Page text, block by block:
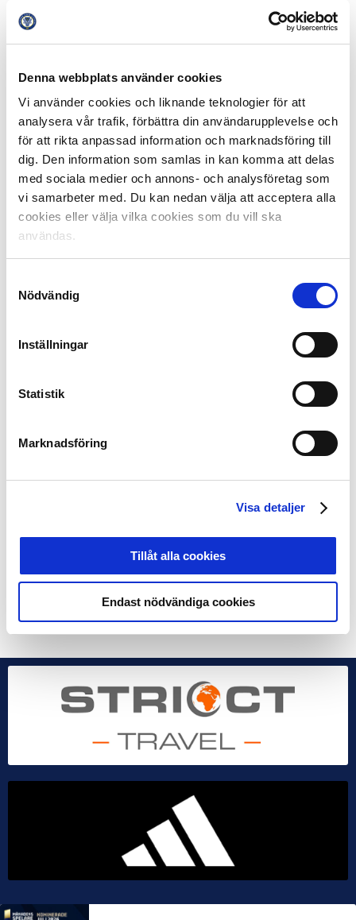
Denna webbplats använder cookies
Vi använder cookies och liknande teknologier för att
analysera vår trafik, förbättra din användarupplevelse och
för att rikta anpassad information och marknadsföring till
dig. Den information som samlas in kan komma att delas
med sociala medier och annons- och analysföretag som
vi samarbeter med. Du kan nedan välja att acceptera alla
cookies eller välja vilka cookies som du vill ska
användas.
Nödvändig
Inställningar
Statistik
Marknadsföring
Visa detaljer
Tillåt alla cookies
Endast nödvändiga cookies
mycket lyckad.
intressanta samtal och gav ett mycket bra utbyte för
Fakta SLO
En Supporter Liaison Officer är en person från de egna
leden som har god kännedom om sin egen klubb och
dess supportrar och är den givna kontakten när
kommunikationen går från båda hållen mellan
supportrarna, klubbarna och polisen inför, under och
efter match. SLO:n är helt enkelt spindeln i nätet när de
olika parternas åsikter ska förmedlas mellan varandra.
Fakta Stå upp för fotbollen
delar erfarenheter och får stöd för sitt arbete. För sex
av klubbarna (IFK Göteborg, GAIS, AIK, Djurgården,
tjänsten som ett viktigt stödverktyg. Projektet drivs av
Projektet är en del i Svensk Elitfotbolls
supportersatsning, och har syftet att etablera bilden av
fotbollsmatcher som en positiv upplevelse och öka
evenemang skall vara Trygga, Säkra, Välkomnande och